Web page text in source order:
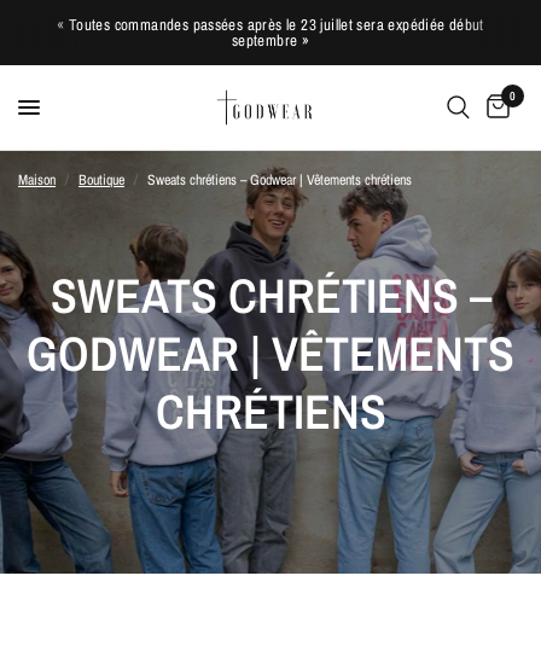
« Toutes commandes passées après le 23 juillet sera expédiée début
septembre »
0
Maison / Boutique / Sweats chrétiens – Godwear | Vêtements chrétiens
SWEATS CHRÉTIENS –
GODWEAR | VÊTEMENTS
CHRÉTIENS